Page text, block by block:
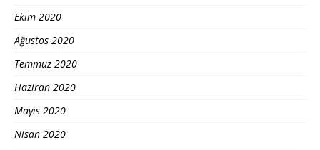
Ekim 2020
Ağustos 2020
Temmuz 2020
Haziran 2020
Mayıs 2020
Nisan 2020